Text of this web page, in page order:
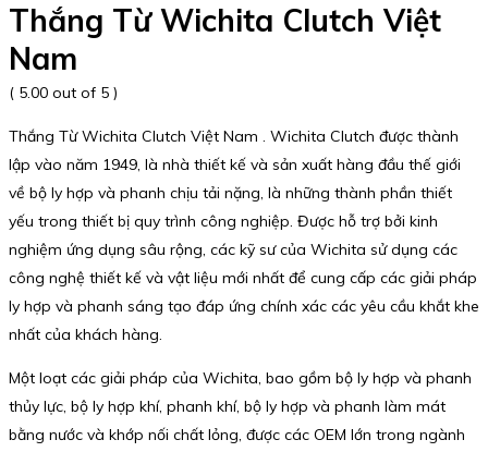
Thắng Từ Wichita Clutch Việt
Nam
( 5.00 out of 5 )
Thắng Từ Wichita Clutch Việt Nam . Wichita Clutch được thành
lập vào năm 1949, là nhà thiết kế và sản xuất hàng đầu thế giới
về bộ ly hợp và phanh chịu tải nặng, là những thành phần thiết
yếu trong thiết bị quy trình công nghiệp. Được hỗ trợ bởi kinh
nghiệm ứng dụng sâu rộng, các kỹ sư của Wichita sử dụng các
công nghệ thiết kế và vật liệu mới nhất để cung cấp các giải pháp
ly hợp và phanh sáng tạo đáp ứng chính xác các yêu cầu khắt khe
nhất của khách hàng.
Một loạt các giải pháp của Wichita, bao gồm bộ ly hợp và phanh
thủy lực, bộ ly hợp khí, phanh khí, bộ ly hợp và phanh làm mát
bằng nước và khớp nối chất lỏng, được các OEM lớn trong ngành